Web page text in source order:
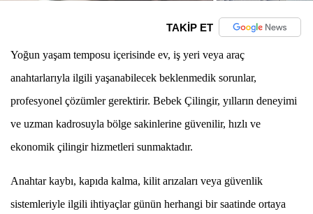
TAKİP ET
Yoğun yaşam temposu içerisinde ev, iş yeri veya araç
anahtarlarıyla ilgili yaşanabilecek beklenmedik sorunlar,
profesyonel çözümler gerektirir. Bebek Çilingir, yılların deneyimi
ve uzman kadrosuyla bölge sakinlerine güvenilir, hızlı ve
ekonomik çilingir hizmetleri sunmaktadır.
Anahtar kaybı, kapıda kalma, kilit arızaları veya güvenlik
sistemleriyle ilgili ihtiyaçlar günün herhangi bir saatinde ortaya